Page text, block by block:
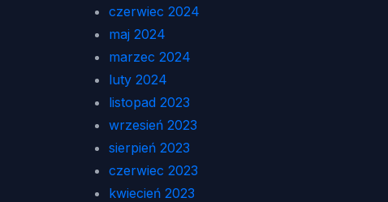
czerwiec 2024
maj 2024
marzec 2024
luty 2024
listopad 2023
wrzesień 2023
sierpień 2023
czerwiec 2023
kwiecień 2023